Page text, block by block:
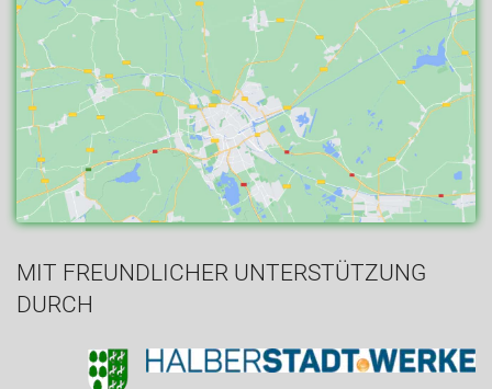
MIT FREUNDLICHER UNTERSTÜTZUNG
DURCH